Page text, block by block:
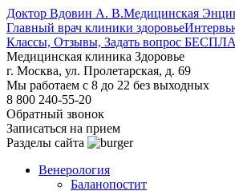
Доктор Вдовин А. В.Медицинская
Главный врач клиники здоровье
Классы, Отзывы, Задать вопрос
Медицинская клиника Здоровье
г. Москва, ул. Пролетарская, д. 69
Мы работаем с 8 до 22 без выходных
8 800 240-55-20
Обратный звонок
Записаться на прием
Разделы сайта
Венерология
Баланопостит